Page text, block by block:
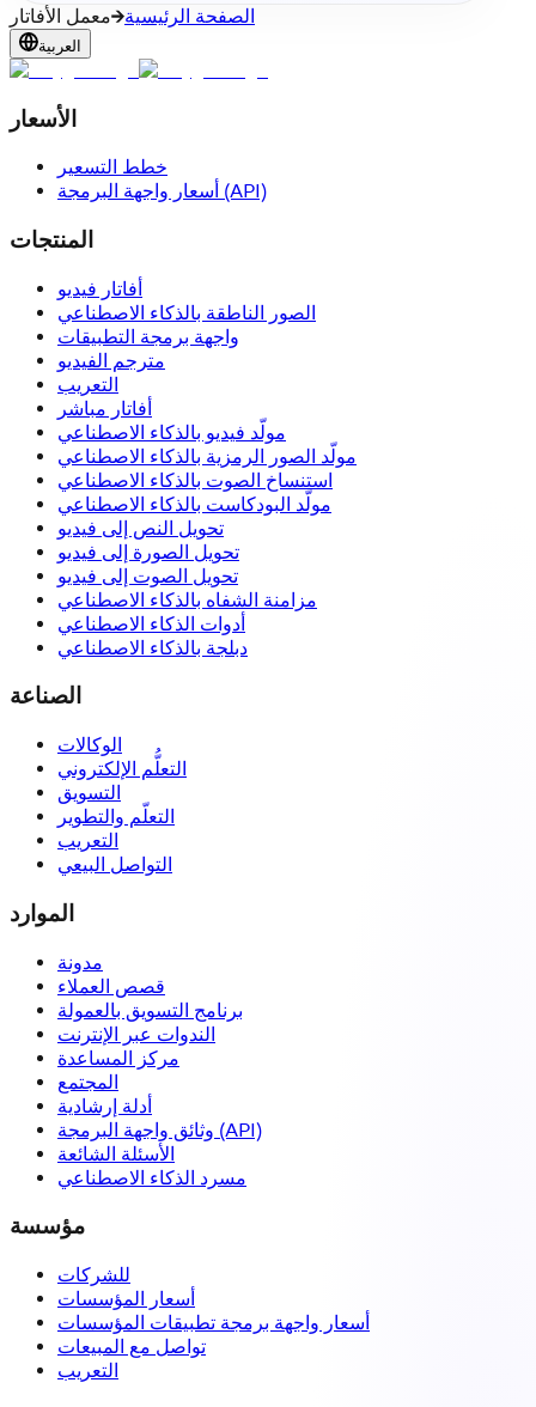
الصفحة الرئيسية معمل الأفاتار
العربية
الأسعار
خطط التسعير
أسعار واجهة البرمجة (API)
المنتجات
أفاتار فيديو
الصور الناطقة بالذكاء الاصطناعي
واجهة برمجة التطبيقات
مترجم الفيديو
التعريب
أفاتار مباشر
مولّد فيديو بالذكاء الاصطناعي
مولّد الصور الرمزية بالذكاء الاصطناعي
استنساخ الصوت بالذكاء الاصطناعي
مولّد البودكاست بالذكاء الاصطناعي
تحويل النص إلى فيديو
تحويل الصورة إلى فيديو
تحويل الصوت إلى فيديو
مزامنة الشفاه بالذكاء الاصطناعي
أدوات الذكاء الاصطناعي
دبلجة بالذكاء الاصطناعي
الصناعة
الوكالات
التعلُّم الإلكتروني
التسويق
التعلّم والتطوير
التعريب
التواصل البيعي
الموارد
مدونة
قصص العملاء
برنامج التسويق بالعمولة
الندوات عبر الإنترنت
مركز المساعدة
المجتمع
أدلة إرشادية
وثائق واجهة البرمجة (API)
الأسئلة الشائعة
مسرد الذكاء الاصطناعي
مؤسسة
للشركات
أسعار المؤسسات
أسعار واجهة برمجة تطبيقات المؤسسات
تواصل مع المبيعات
التعريب